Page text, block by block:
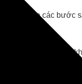
hiện theo các bước
và đối tượng